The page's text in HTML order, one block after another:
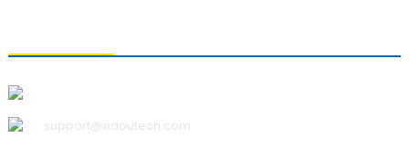
support@xiaoutech.com